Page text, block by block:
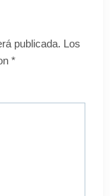
publicada. Los
*